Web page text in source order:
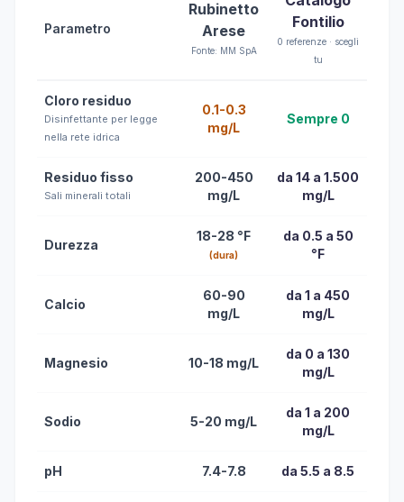
Parametro
Rubinetto
Arese
Fonte: MM SpA
Fontilio
0 referenze · scegli
tu
Cloro residuo
Disinfettante per legge
nella rete idrica
0.1-0.3
mg/L
Sempre 0
Residuo fisso
Sali minerali totali
200-450
mg/L
da 14 a 1.500
mg/L
Durezza
18-28 °F
(dura)
da 0.5 a 50
°F
Calcio
60-90
mg/L
da 1 a 450
mg/L
Magnesio 10-18 mg/L
da 0 a 130
mg/L
Sodio 5-20 mg/L
da 1 a 200
mg/L
pH 7.4-7.8 da 5.5 a 8.5